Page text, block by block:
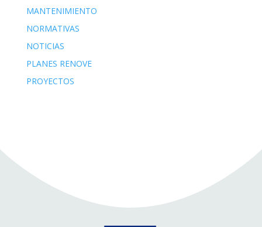
MANTENIMIENTO
NORMATIVAS
NOTICIAS
PLANES RENOVE
PROYECTOS